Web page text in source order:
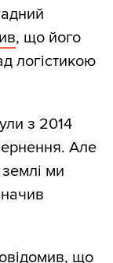
, що його
логістикою
з 2014
Але
ми
, що